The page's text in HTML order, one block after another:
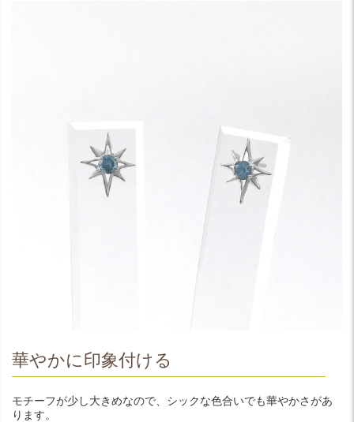
華やかに印象付ける
モチーフが少し大きめなので、シックな色合いでも華やかさがあ
ります。